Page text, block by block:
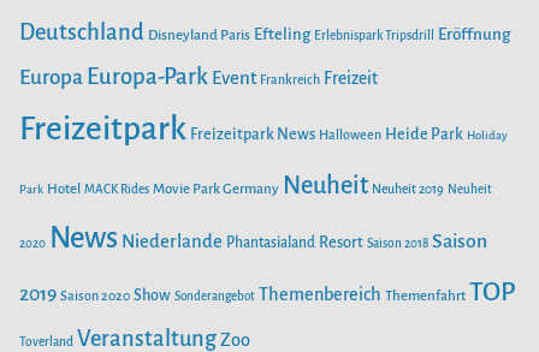
n
o
r
m
e
Deutschland Disneyland Paris Efteling Erlebnispark Tripsdrill Eröffnung
Europa Europa-Park Event Frankreich Freizeit
Freizeitpark Freizeitpark News Halloween Heide Park Holiday
Park Hotel MACK Rides Movie Park Germany Neuheit Neuheit 2019 Neuheit
2020 News Niederlande Phantasialand Resort Saison 2018 Saison
2019 Saison 2020 Show Sonderangebot Themenbereich Themenfahrt TOP
Toverland VeranstaltungZoo